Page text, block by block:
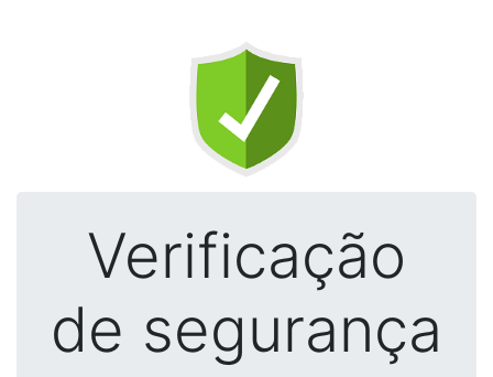
Verificação
de segurança